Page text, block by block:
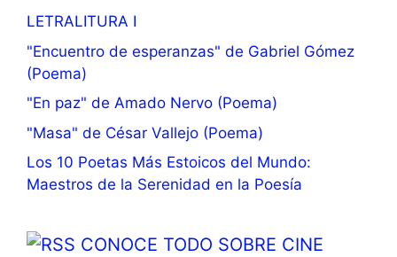
LETRALITURA I
"Encuentro de esperanzas" de Gabriel Gómez
(Poema)
"En paz" de Amado Nervo (Poema)
"Masa" de César Vallejo (Poema)
Los 10 Poetas Más Estoicos del Mundo:
Maestros de la Serenidad en la Poesía
CONOCE TODO SOBRE CINE